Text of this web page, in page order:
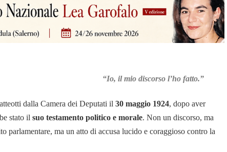
“Io, il mio discorso l’ho fatto.”
dalla Camera dei Deputati il 30 maggio 1924, dopo aver
stato il suo testamento politico e morale. Non un discorso, ma
parlamentare, ma un atto di accusa lucido e coraggioso contro la